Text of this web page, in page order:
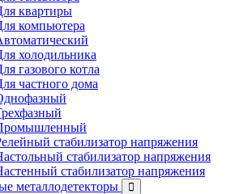
квартиры
компьютера
холодильника
газового котла
частного дома
стабилизатор напряжения
стабилизатор напряжения
стабилизатор напряжения
металлодетекторы